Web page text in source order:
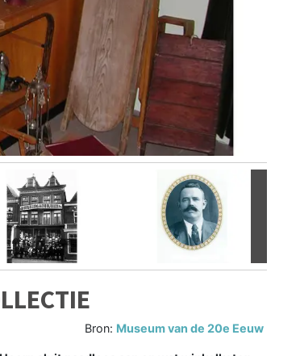
Bron: Museum van de 20e Eeuw